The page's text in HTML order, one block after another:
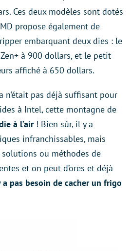
Ces deux modèles sont dotés
propose également de
embarquant deux dies : le
à 900 dollars, et le petit
affiché à 650 dollars.
n’était pas déjà suffisant pour
à Intel, cette montagne de
à l’air! Bien sûr, il y a
infranchissables, mais
ou méthodes de
et on peut d’ores et déjà
a pas besoin de cacher un frigo